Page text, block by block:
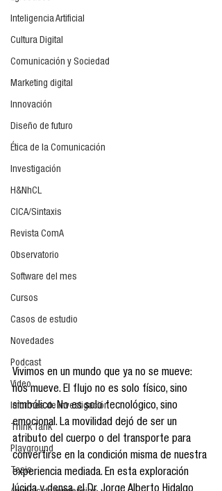
Inteligencia Artificial
Cultura Digital
Comunicación y Sociedad
Marketing digital
Innovación
Diseño de futuro
Ética de la Comunicación
Investigación
H&NhCL
CICA/Sintaxis
Revista ComA
Observatorio
Software del mes
Cursos
Casos de estudio
Novedades
Podcast
Video
Informes de investigación
Think Tank
Playground
Tesis
Vivimos en un mundo que ya no se mueve:
nos mueve. El flujo no es solo físico, sino
simbólico. No es solo tecnológico, sino
emocional. La movilidad dejó de ser un
atributo del cuerpo o del transporte para
convertirse en la condición misma de nuestra
experiencia mediada. En esta exploración